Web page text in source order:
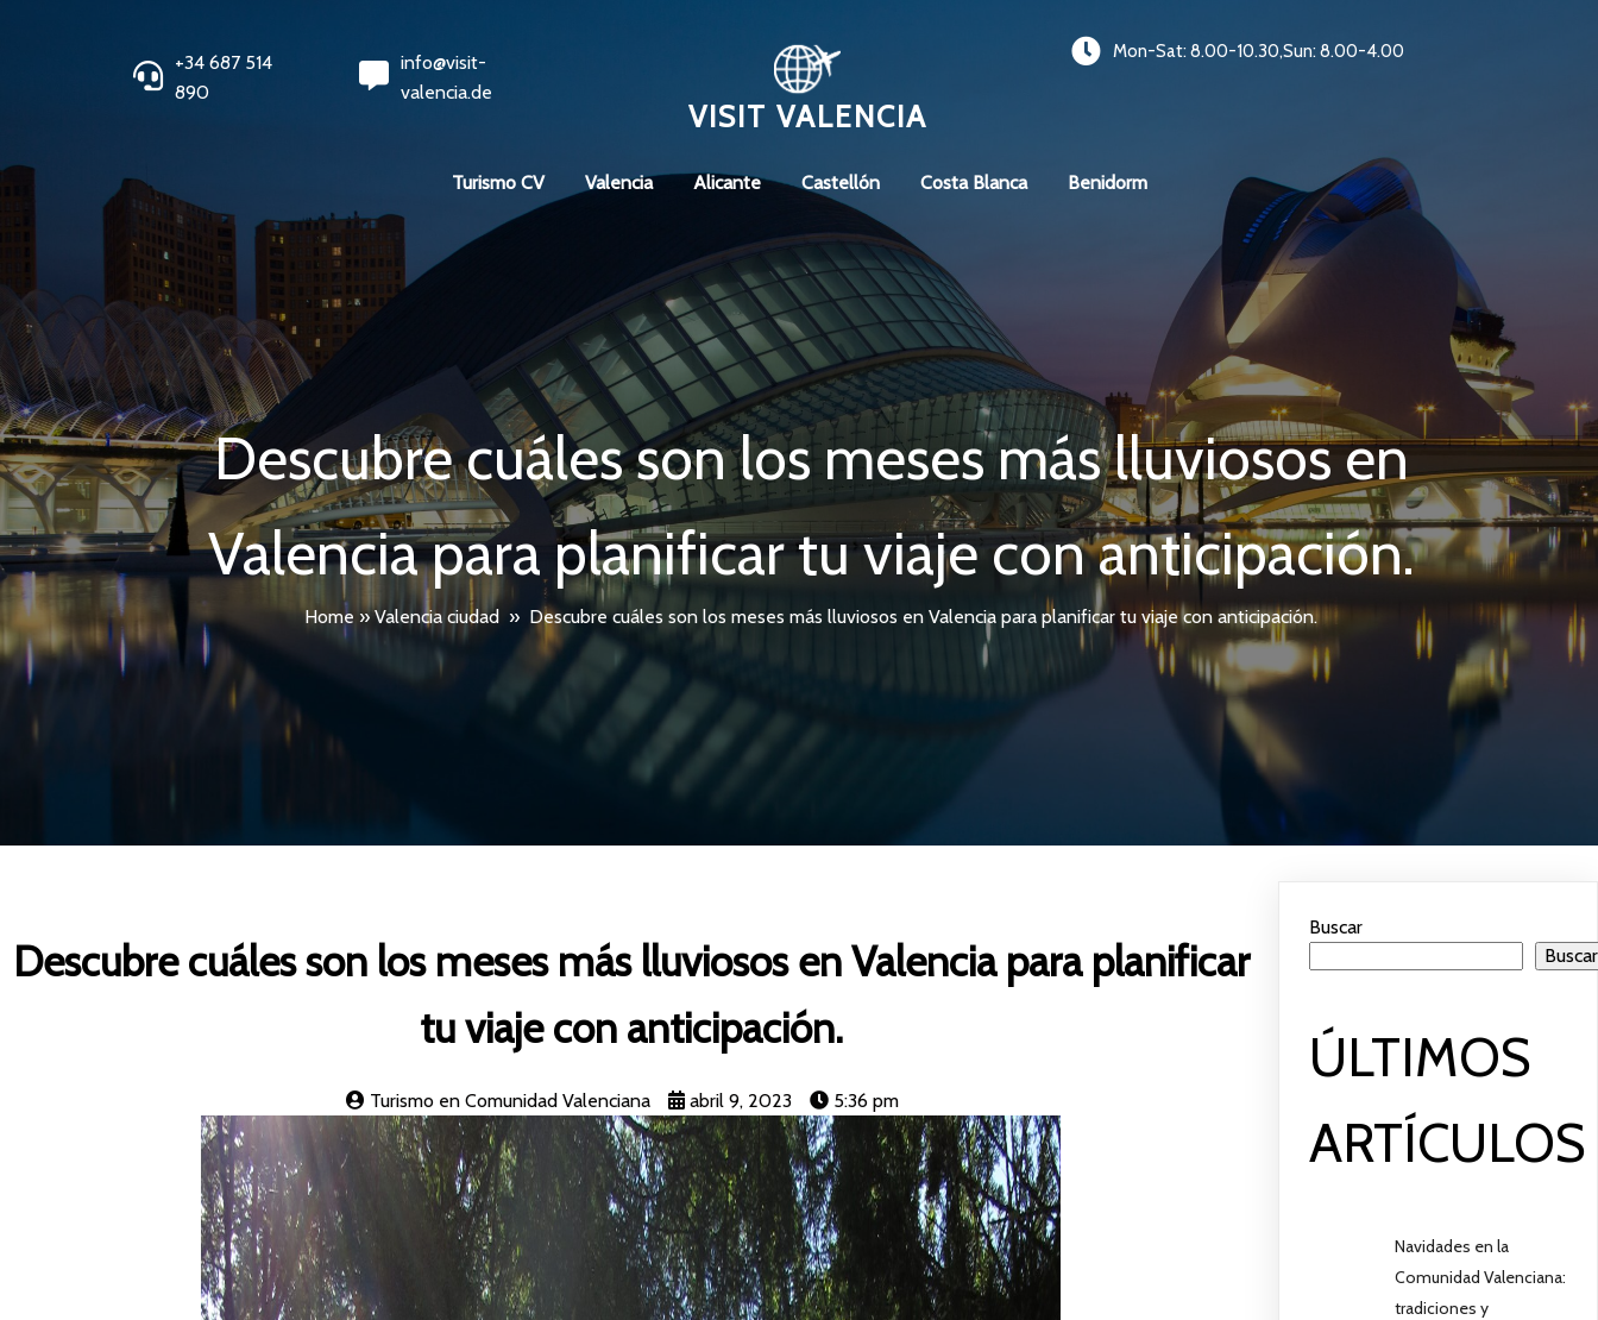
+34 687 514
890
info@visit-
valencia.de
VISIT VALENCIA
Mon-Sat: 8.00-10.30,Sun: 8.00-4.00
Turismo CV Valencia Alicante Castellón Costa Blanca Benidorm
Descubre cuáles son los meses más lluviosos en
Valencia para planificar tu viaje con anticipación.
Home »Valencia ciudad » Descubre cuáles son los meses más lluviosos en Valencia para planificar tu viaje con anticipación.
Descubre cuáles son los meses más lluviosos en Valencia para planificar
tu viaje con anticipación.
Turismo en Comunidad Valenciana abril 9, 2023 5:36 pm
Buscar
Buscar
ÚLTIMOS
ARTÍCULOS
Navidades en la
Comunidad Valenciana:
tradiciones y